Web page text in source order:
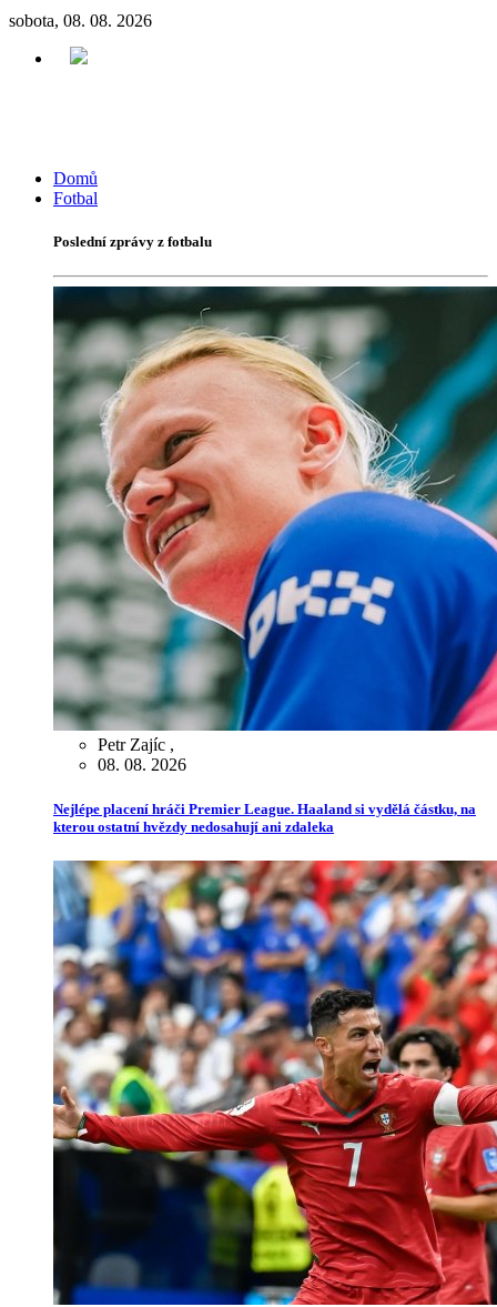
sobota, 08. 08. 2026
Domů
Fotbal
Poslední zprávy z fotbalu
Petr Zajíc ,
08. 08. 2026
Nejlépe placení hráči Premier League. Haaland si vydělá částku, na
kterou ostatní hvězdy nedosahují ani zdaleka